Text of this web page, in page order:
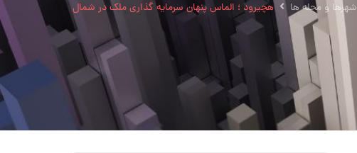
شهرها و محله ها هچیرود ؛ الماس پنهان سرمایه گذاری ملک در شمال